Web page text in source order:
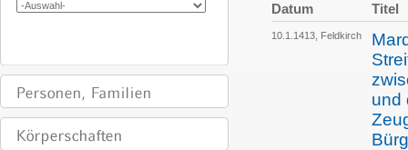
Datum Titel
10.1.1413, Feldkirch
und